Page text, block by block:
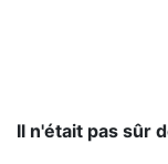
Il n'était pas sûr